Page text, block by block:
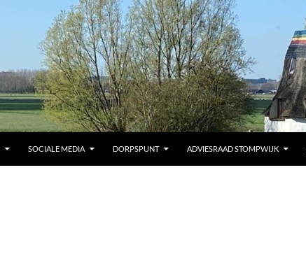
SOCIALE MEDIA DORPSPUNT ADVIESRAAD STOMPWIJK